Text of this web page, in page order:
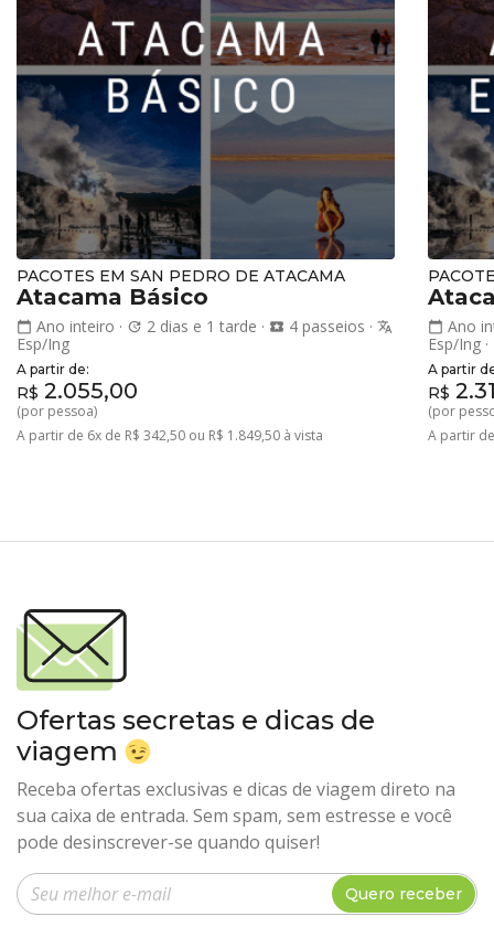
PACOTES EM SAN PEDRO DE ATACAMA
Atacama Básico
calendar_today Ano inteiro · update 2 dias e 1 tarde · local_activity 4 passeios · translate
Esp/Ing
A partir de:
R$ 2.055,00
(por pessoa)
A partir de 6x de R$ 342,50 ou R$ 1.849,50 à vista
calendar_today Ano
Esp/Ing ·
A partir
R$
(por
A partir
Ofertas secretas e dicas de
viagem
Receba ofertas exclusivas e dicas de viagem direto na
sua caixa de entrada. Sem spam, sem estresse e você
pode desinscrever-se quando quiser!
Insira seu e-mail
Quero receber